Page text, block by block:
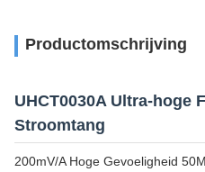
Productomschrijving
UHCT0030A Ultra-hoge
Stroomtang
200mV/A Hoge Gevoeligheid